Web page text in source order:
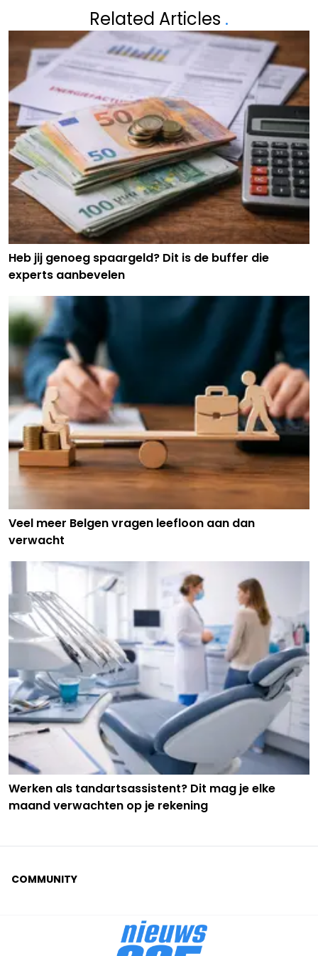
Related Articles .
Heb jij genoeg spaargeld? Dit is de buffer die
experts aanbevelen
Veel meer Belgen vragen leefloon aan dan
verwacht
Werken als tandartsassistent? Dit mag je elke
maand verwachten op je rekening
COMMUNITY